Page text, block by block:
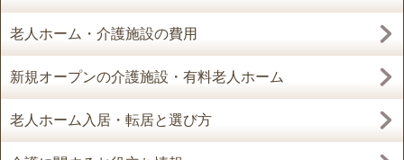
老人ホーム・介護施設の費用
新規オープンの介護施設・有料老人ホーム
老人ホーム入居・転居と選び方